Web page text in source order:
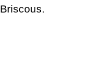
Briscous.